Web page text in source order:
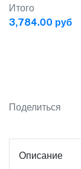
Итого
3,784.00 руб
Поделиться
Описание